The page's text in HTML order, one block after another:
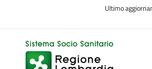
Ultimo